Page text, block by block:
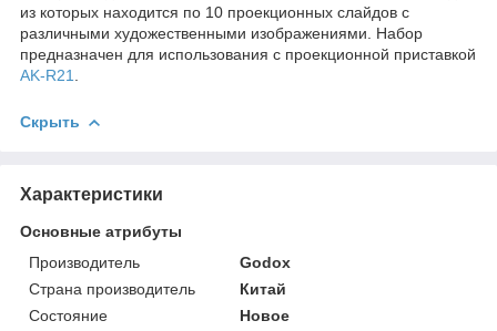
из которых находится по 10 проекционных слайдов с
различными художественными изображениями. Набор
предназначен для использования с проекционной приставкой
AK-R21
Скрыть
Характеристики
Основные атрибуты
Производитель
Godox
Страна производитель
Китай
Состояние
Новое